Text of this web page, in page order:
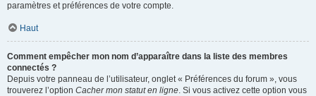
paramètres et préférences de votre compte.
Haut
Comment empêcher mon nom d’apparaître dans la liste des membres
connectés ?
Depuis votre panneau de l’utilisateur, onglet « Préférences du forum », vous
trouverez l’option Cacher mon statut en ligne. Si vous activez cette option vous